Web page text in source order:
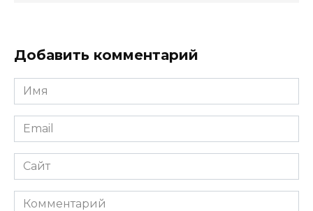
Добавить комментарий
Имя
*
Email
*
Сайт
Комментарий